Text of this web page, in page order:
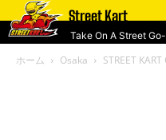
Street Kart
Take On A Street
ホーム Osaka STREET